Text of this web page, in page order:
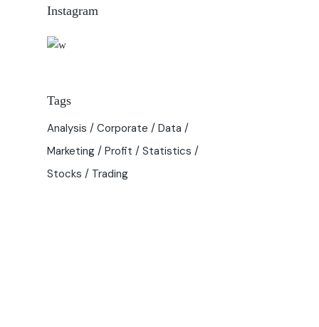
Instagram
Tags
Analysis
Corporate
Data
Marketing
Profit
Statistics
Stocks
Trading